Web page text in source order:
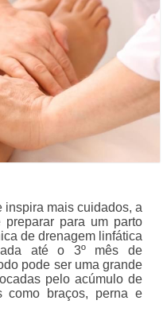
inspira mais cuidados, a
para um parto
de drenagem linfática
até o 3º mês de
pode ser uma grande
pelo acúmulo de
como braços, perna e